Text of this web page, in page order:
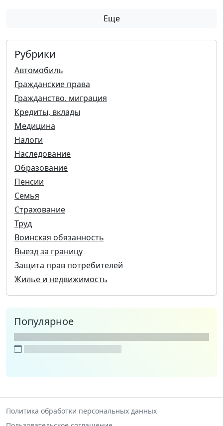
Еще
Рубрики
Автомобиль
Гражданские права
Гражданство. миграция
Кредиты, вклады
Медицина
Налоги
Наследование
Образование
Пенсии
Семья
Страхование
Труд
Воинская обязанность
Выезд за границу
Защита прав потребителей
Жилье и недвижимость
Популярное
Политика обработки персональных данных